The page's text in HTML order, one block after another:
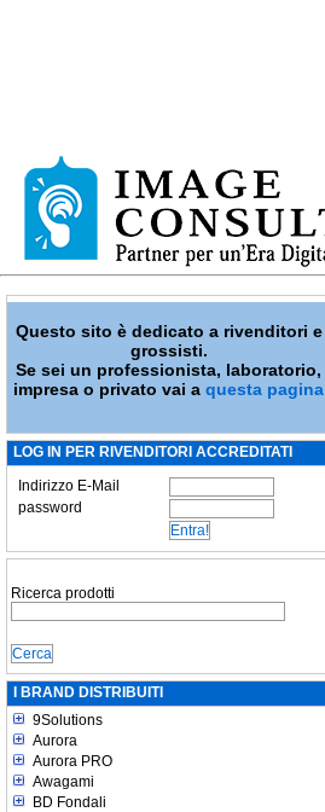
Questo sito è dedicato a rivenditori e
grossisti.
Se sei un professionista, laboratorio,
impresa o privato vai aquesta pagina
LOG IN PER RIVENDITORI ACCREDITATI
Indirizzo E-Mail
password
Ricerca prodotti
I BRAND DISTRIBUITI
9Solutions
Aurora
Aurora PRO
Awagami
BD Fondali